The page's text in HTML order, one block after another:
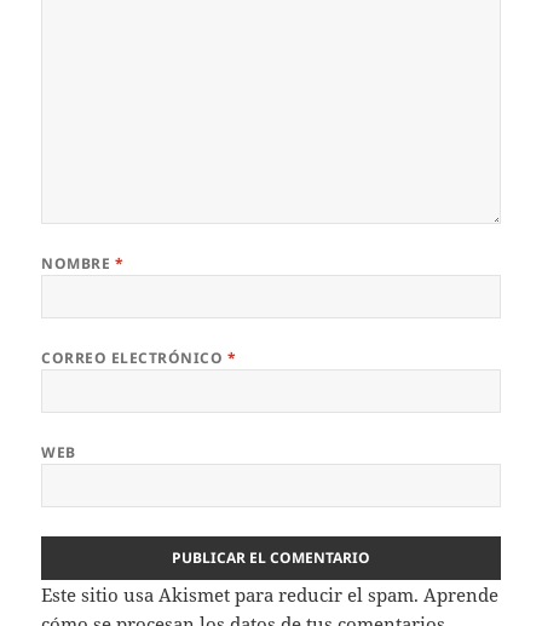
NOMBRE *
CORREO ELECTRÓNICO *
WEB
Este sitio usa Akismet para reducir el spam. Aprende